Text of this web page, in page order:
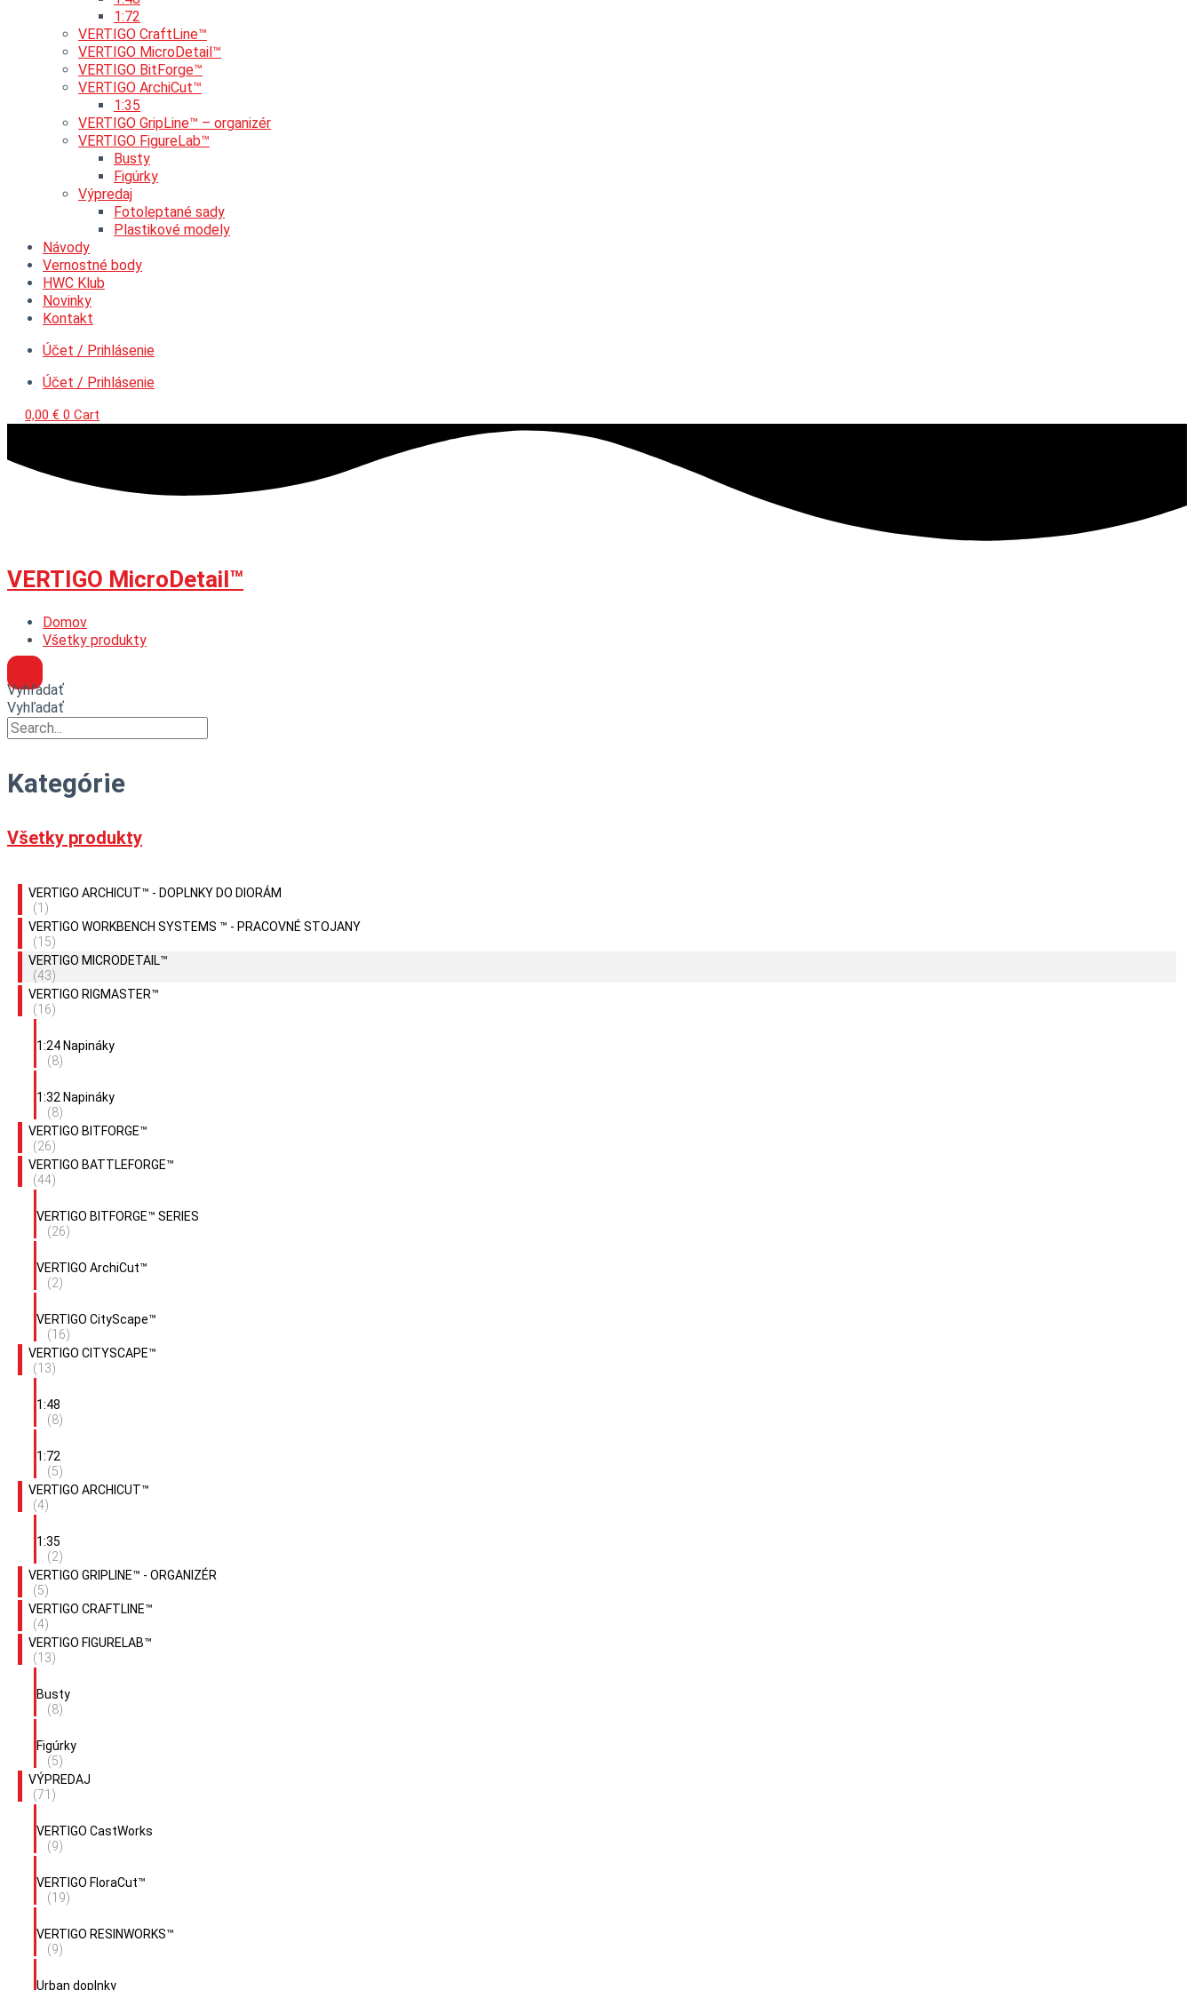
1:72
VERTIGO CraftLine™
VERTIGO MicroDetail™
VERTIGO BitForge™
VERTIGO ArchiCut™
1:35
VERTIGO GripLine™ – organizér
VERTIGO FigureLab™
Busty
Figúrky
Výpredaj
Fotoleptané sady
Plastikové modely
Návody
Vernostné body
HWC Klub
Novinky
Kontakt
Účet / Prihlásenie
Účet / Prihlásenie
0,00 € 0 Cart
VERTIGO MicroDetail™
Domov
Všetky produkty
Vyhľadať
Vyhľadať
Kategórie
Všetky produkty
VERTIGO ARCHICUT™ - DOPLNKY DO DIORÁM
(1)
VERTIGO WORKBENCH SYSTEMS ™ - PRACOVNÉ STOJANY
(15)
VERTIGO MICRODETAIL™
(43)
VERTIGO RIGMASTER™
(16)
1:24 Napináky
(8)
1:32 Napináky
(8)
VERTIGO BITFORGE™
(26)
VERTIGO BATTLEFORGE™
(44)
VERTIGO BITFORGE™ SERIES
(26)
VERTIGO ArchiCut™
(2)
VERTIGO CityScape™
(16)
VERTIGO CITYSCAPE™
(13)
1:48
(8)
1:72
(5)
VERTIGO ARCHICUT™
(4)
1:35
(2)
VERTIGO GRIPLINE™ - ORGANIZÉR
(5)
VERTIGO CRAFTLINE™
(4)
VERTIGO FIGURELAB™
(13)
Busty
(8)
Figúrky
(5)
VÝPREDAJ
(71)
VERTIGO CastWorks
(9)
VERTIGO FloraCut™
(19)
VERTIGO RESINWORKS™
(9)
Urban doplnky